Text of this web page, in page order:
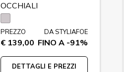
OCCHIALI
PREZZO
€ 139,00
DA STYLIAFOE
FINO A -91%
DETTAGLI E PREZZI